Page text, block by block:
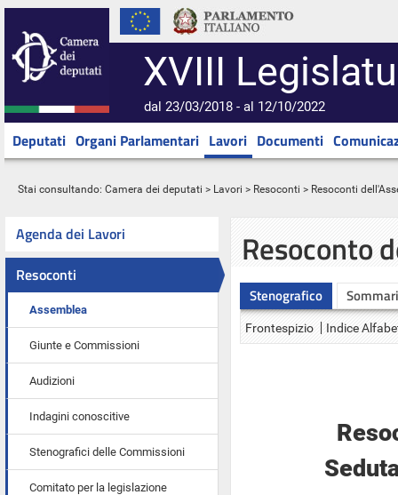
XVIII
dal 23/03/2018 - al 12/10/2022
Deputati Organi Parlamentari Lavori Documenti
Stai consultando: Camera dei deputati > Lavori > Resoconti > Resoconti
Agenda dei Lavori
Resoconti
Assemblea
Giunte e Commissioni
Audizioni
Indagini conoscitive
Stenografici delle Commissioni
Comitato per la legislazione
Resoconto
Stenografico
Frontespizio Indice